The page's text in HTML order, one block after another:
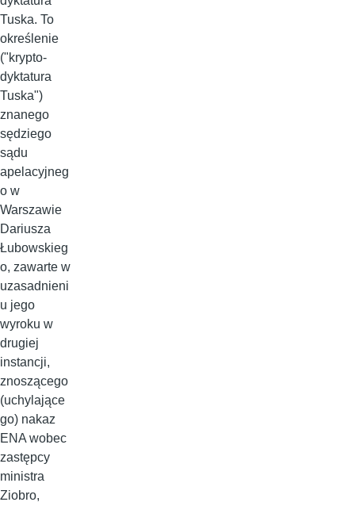
Tuska. To
określenie
("krypto-
dyktatura
Tuska")
znanego
sędziego
sądu
apelacyjneg
o w
Warszawie
Dariusza
Łubowskieg
o, zawarte w
uzasadnieni
u jego
wyroku w
drugiej
instancji,
znoszącego
(uchylające
go) nakaz
ENA wobec
zastępcy
ministra
Ziobro,